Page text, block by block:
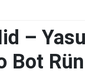
–
Bot Rün